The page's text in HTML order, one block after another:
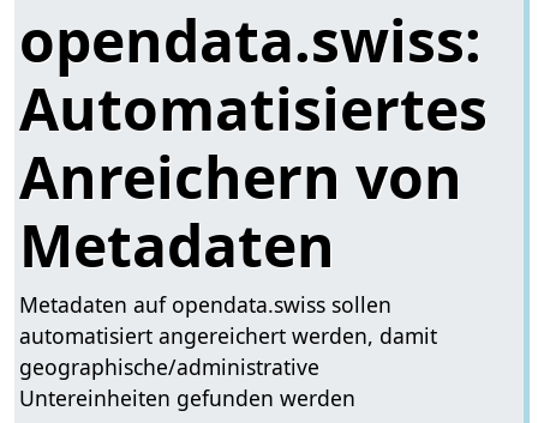
opendata.swiss:
Automatisiertes
Anreichern von
Metadaten
Metadaten auf opendata.swiss sollen
automatisiert angereichert werden, damit
geographische/administrative
Untereinheiten gefunden werden